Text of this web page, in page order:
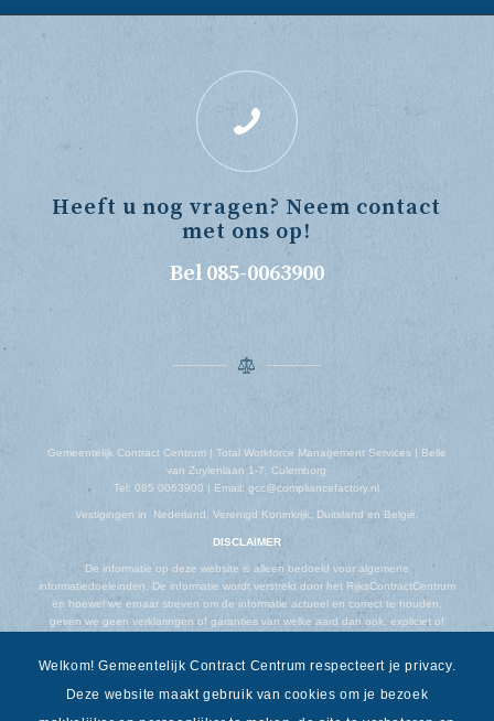
Heeft u nog vragen? Neem contact
met ons op!
Bel 085-0063900
Gemeentelijk Contract Centrum | Total Workforce Management Services | Belle
van Zuylenlaan 1-7, Culemborg
Tel: 085 0063900 | Email: gcc@compliancefactory.nl
Vestigingen in Nederland, Verenigd Koninkrijk, Duitsland en België.
DISCLAIMER
De informatie op deze website is alleen bedoeld voor algemene
informatiedoeleinden. De informatie wordt verstrekt door het RijksContractCentrum
en hoewel we ernaar streven om de informatie actueel en correct te houden,
geven we geen verklaringen of garanties van welke aard dan ook, expliciet of
diensten of gerelateerde afbeeldingen op de website voor welk doel dan ook.
Welkom! Gemeentelijk Contract Centrum respecteert je privacy.
Deze website maakt gebruik van cookies om je bezoek